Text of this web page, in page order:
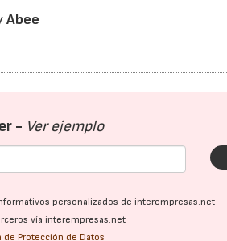
Abee
- Ver ejemplo
personalizados de interempresas.net
vía interempresas.net
de Protección de Datos